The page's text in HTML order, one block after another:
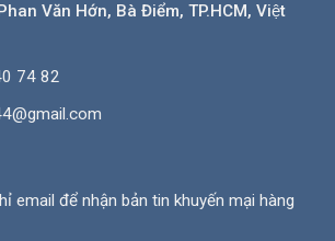
Văn Hớn, Bà Điểm, TP.HCM, Việt
74 82
email để nhận bản tin khuyến mại hàng